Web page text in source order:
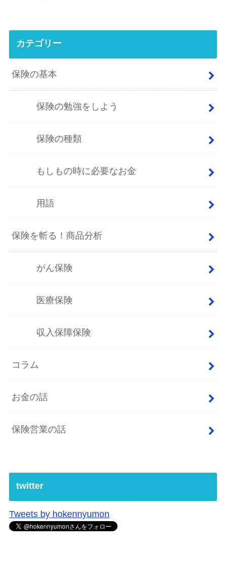
カテゴリー
保険の基本
保険の勉強をしよう
保険の種類
もしもの時に必要なお金
用語
保険を斬る！商品分析
がん保険
医療保険
収入保障保険
コラム
お金の話
保険営業の話
twitter
Tweets by hokennyumon